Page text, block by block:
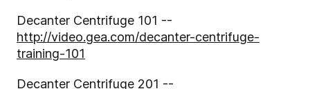
Decanter Centrifuge 101 --
http://video.gea.com/decanter-centrifuge-
training-101
Decanter Centrifuge 201 --